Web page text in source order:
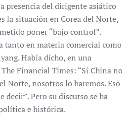
presencia del dirigente asiático
la situación en Corea del Norte,
poner “bajo control”.
tanto en materia comercial como
Había dicho, en una
Financial Times: “Si China no
Norte, nosotros lo haremos. Eso
decir”. Pero su discurso se ha
e histórica.